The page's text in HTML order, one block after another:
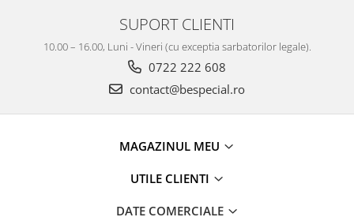
SUPORT CLIENTI
10.00 – 16.00, Luni - Vineri (cu exceptia sarbatorilor legale).
0722 222 608
contact@bespecial.ro
MAGAZINUL MEU
UTILE CLIENTI
DATE COMERCIALE